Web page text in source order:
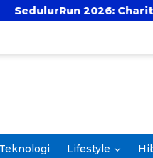
Run Terbesar di
Teknologi Lifestyle